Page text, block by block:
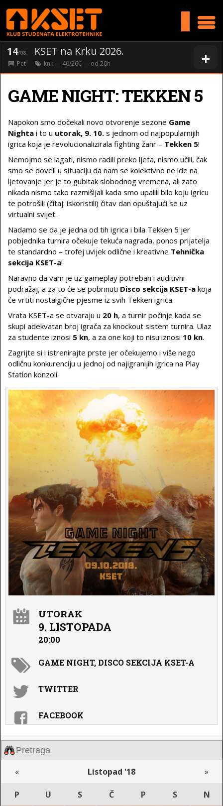
+
14/08 KSET na Krku 2026.
Pet knk— 40/26€ — od 20h
GAME NIGHT: TEKKEN 5
Napokon smo dočekali novo otvorenje sezone Game
Nighta i to u utorak, 9. 10. s jednom od najpopularnijih
igrica koja je revolucionalizirala fighting žanr – Tekken 5!
Nemojmo se lagati, nismo radili preko ljeta, nismo učili, čak
smo se doveli u situaciju da nam se kolektivno ne ide na
ljetovanje jer je to gubitak slobodnog vremena, ali zato
nikada nismo tako razmišljali kada smo upalili bilo koju igricu
te potrošili (čitaj: iskoristili) čitav dan opuštajući se uz
virtualni svijet.
Nadamo se da je jedna od tih igrica i bila Tekken 5 jer
pobjednika turnira očekuje tekuća nagrada, ponos prijatelja
te standardno – trofej uvijek odlične i kreativne Tehnička
sekcija KSET-a!
Naravno da vam je uz gameplay potreban i auditivni
podražaj, a za to će se pobrinuti Disco sekcija KSET-a koja
će vrtiti nostalgične pjesme iz svih Tekken igrica.
Vrata KSET-a se otvaraju u 20 h, a turnir počinje kada se
skupi adekvatan broj igrača za knockout sistem turnira. Ulaz
za studente iznosi 5 kn, a za one koji to nisu iznosi 10 kn.
Zagrijte si i istrenirajte prste jer očekujemo i više nego
odličnu konkurenciju u jednoj od najigranijih igrica na Play
Station konzoli.
UTORAK
9. LISTOPADA
20:00
GAME NIGHT, DISCO SEKCIJA KSET-A
TWITTER
FACEBOOK
« Listopad '18 »
P U S Č P S N